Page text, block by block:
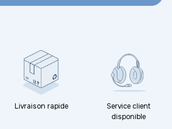
Livraison rapide
Service client
disponible